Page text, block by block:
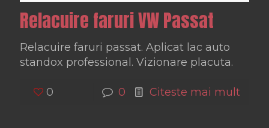
Relacuire faruri VW Passat
Relacuire faruri passat. Aplicat lac auto
standox professional. Vizionare placuta.
0 0 Citeste mai mult